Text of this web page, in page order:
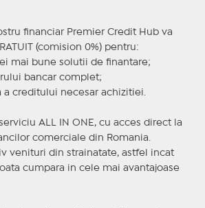
financiar Premier Credit Hub va
(comision 0%) pentru:
mai bune solutii de finantare;
bancar complet;
creditului necesar achizitiei.
ALL IN ONE, cu acces direct la
comerciale din Romania.
venituri din strainatate, astfel incat
cumpara in cele mai avantajoase